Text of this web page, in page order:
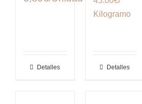
Detalles
Kilogramo
Detalles